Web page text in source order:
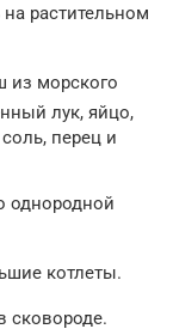
растительном
из морского
лук, яйцо,
перец и
однородной
котлеты.
сковороде.